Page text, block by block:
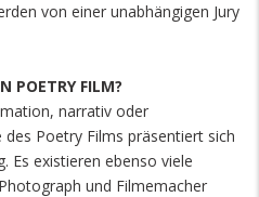
von einer unabhängigen Jury
POETRY FILM?
narrativ oder
Poetry Films präsentiert sich
Es existieren ebenso viele
und Filmemacher